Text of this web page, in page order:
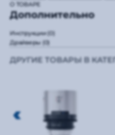
О ТОВАРЕ
Дополнительно
Инструкции(0)
Драйверы (0)
ДРУГИЕ ТОВАРЫ В